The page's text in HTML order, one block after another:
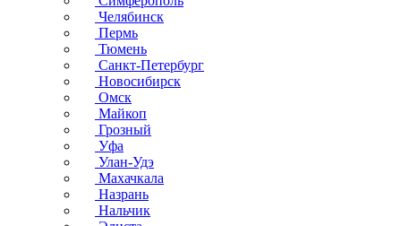
Челябинск
Пермь
Тюмень
Санкт-Петербург
Новосибирск
Омск
Майкоп
Грозный
Уфа
Улан-Удэ
Махачкала
Назрань
Нальчик